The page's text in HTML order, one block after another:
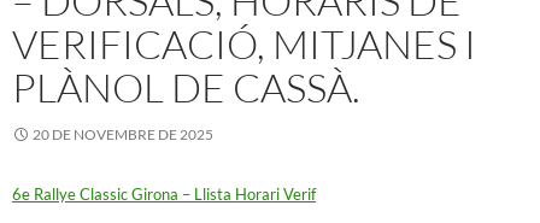
VERIFICACIÓ, MITJANES I
PLÀNOL DE CASSÀ.
20 DE NOVEMBRE DE 2025
6e Rallye Classic Girona – Llista Horari Verif